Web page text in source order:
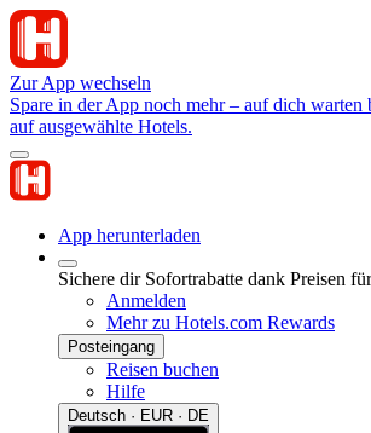
Zur App wechseln
Spare in der App noch mehr – auf dich warten
auf ausgewählte Hotels.
App herunterladen
Sichere dir Sofortrabatte dank Preisen
Anmelden
Mehr zu Hotels.com Rewards
Posteingang
Reisen buchen
Hilfe
Deutsch · EUR · DE